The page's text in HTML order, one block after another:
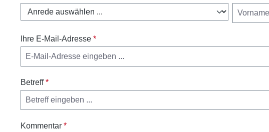
Ihre E-Mail-Adresse *
Betreff*
Kommentar *